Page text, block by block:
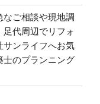
ご相談や現地調
代周辺でリフォ
サンライフへお気
士のプランニング